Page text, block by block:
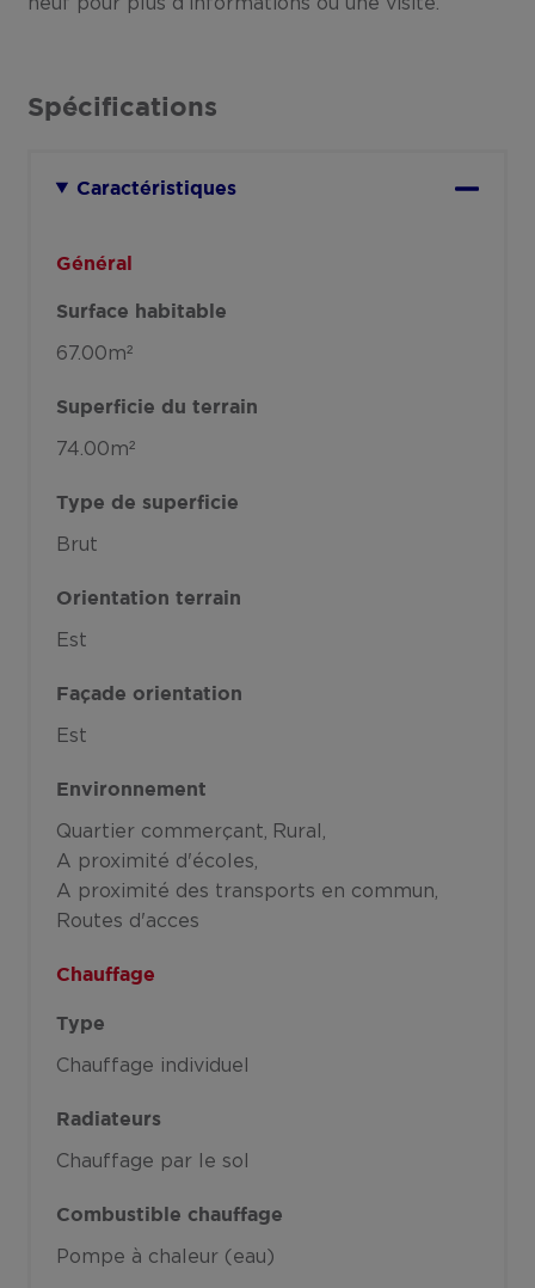
Spécifications
Caractéristiques
Général
Surface habitable
67.00m²
Superficie du terrain
74.00m²
Type de superficie
Brut
Orientation terrain
Est
Façade orientation
Est
Environnement
Quartier commerçant
Rural
A proximité d'écoles
A proximité des transports en commun
Routes d'acces
Chauffage
Type
Chauffage individuel
Radiateurs
Chauffage par le sol
Combustible chauffage
Pompe à chaleur (eau)